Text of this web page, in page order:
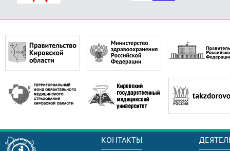
КОНТАКТЫ